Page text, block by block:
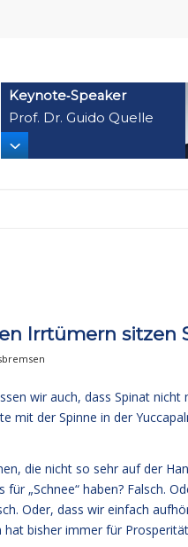
Keynote‑Speaker
Prof. Dr. Guido Quelle
Irrtümern sitzen
wir auch, dass Spinat
mit der Spinne in der
die nicht so sehr auf der
„Schnee“ haben? Falsch.
Oder, dass wir einfach
bisher immer für